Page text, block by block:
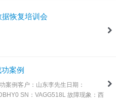
恢复培训会
案例
案例客户：山东李先生日期：
现象：西